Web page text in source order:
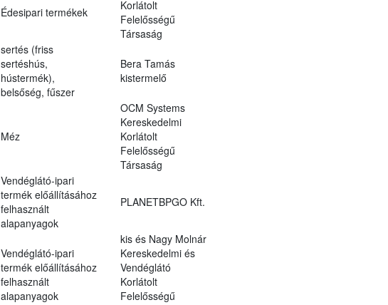
Édesipari termékek
Korlátolt
Felelősségű
Társaság
sertés (friss
sertéshús,
hústermék),
belsőség, fűszer
Bera Tamás
kistermelő
Méz
OCM Systems
Kereskedelmi
Korlátolt
Felelősségű
Társaság
Vendéglátó-ipari
termék előállításához
felhasznált
alapanyagok
PLANETBPGO Kft.
Vendéglátó-ipari
termék előállításához
felhasznált
alapanyagok
kis és Nagy Molnár
Kereskedelmi és
Vendéglátó
Korlátolt
Felelősségű